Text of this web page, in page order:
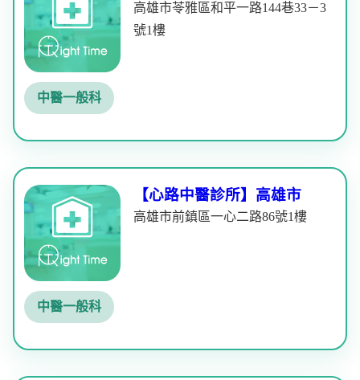
高雄市苓雅區和平一路144巷33－3
號1樓
中醫一般科
【心路中醫診所】高雄市
高雄市前鎮區一心二路86號1樓
中醫一般科